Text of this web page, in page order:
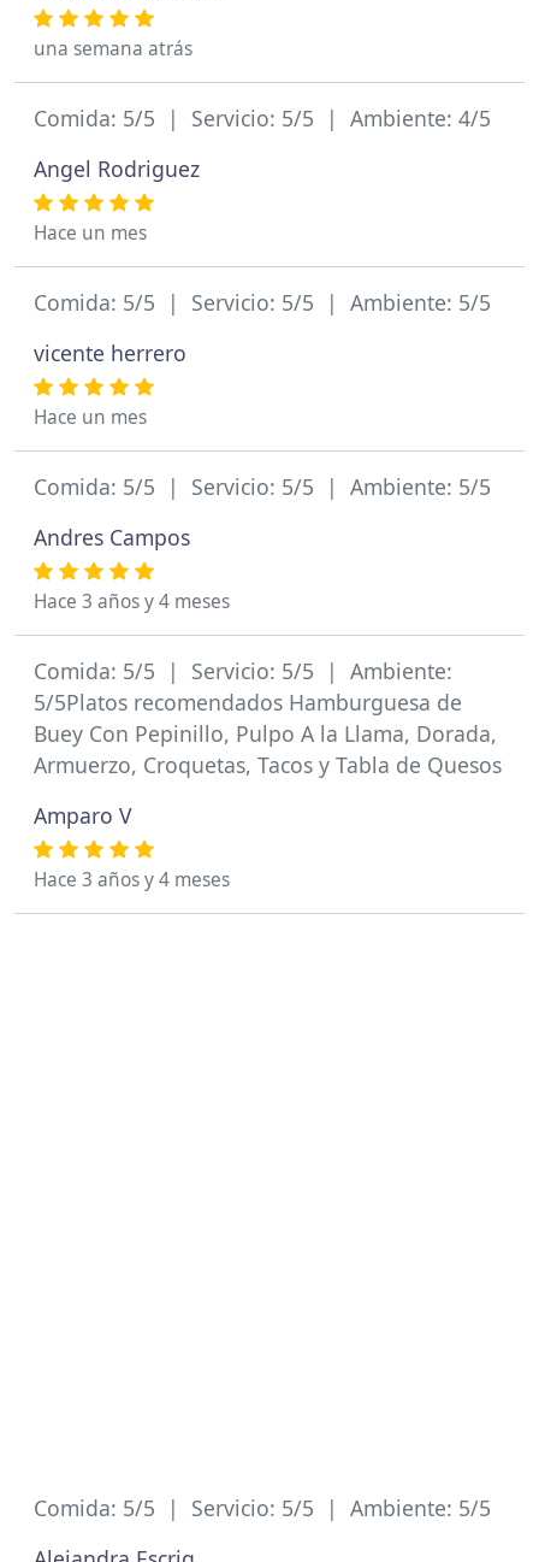
una semana atrás
Comida: 5/5 | Servicio: 5/5 | Ambiente: 4/5
Angel Rodriguez
Hace un mes
Comida: 5/5 | Servicio: 5/5 | Ambiente: 5/5
vicente herrero
Hace un mes
Comida: 5/5 | Servicio: 5/5 | Ambiente: 5/5
Andres Campos
Hace 3 años y 4 meses
Comida: 5/5 | Servicio: 5/5 | Ambiente:
5/5Platos recomendados Hamburguesa de
Buey Con Pepinillo, Pulpo A la Llama, Dorada,
Armuerzo, Croquetas, Tacos y Tabla de Quesos
Amparo V
Hace 3 años y 4 meses
Comida: 5/5 | Servicio: 5/5 | Ambiente: 5/5